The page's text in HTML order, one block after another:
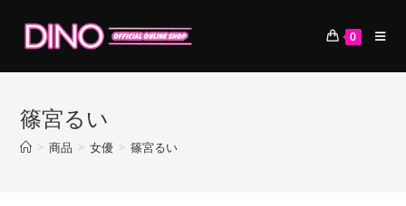
ン
0
篠宮るい
> 商品 > 女優 > 篠宮るい